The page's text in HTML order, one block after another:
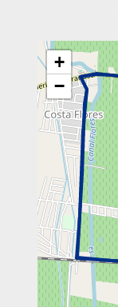
+
−